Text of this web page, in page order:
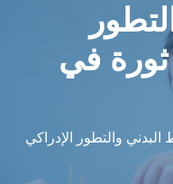
ثورة في
البدني والتطور الإدراكي